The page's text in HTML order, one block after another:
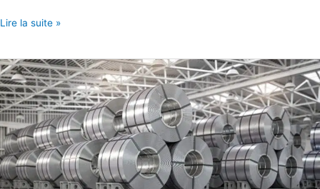
Lire la suite »
Financement
d’un
flux
d’aluminium
«
carbone
basse
intensité